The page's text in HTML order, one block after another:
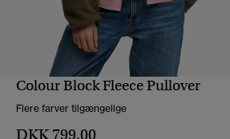
Colour Block Fleece Pullover
Flere farver tilgængelige
DKK 799,00